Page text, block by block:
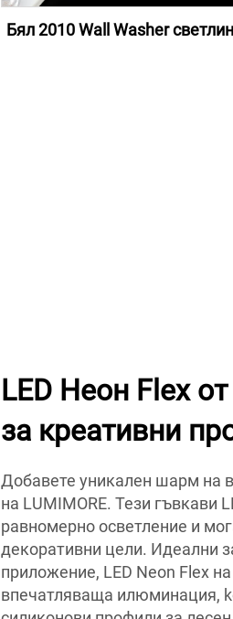
Бял 2010 Wall Washer
LED Неон Flex
за креативни
Добавете уникален шарм на
на LUMIMORE. Тези гъвкави
равномерно осветление и
декоративни цели. Идеални
приложение, LED Neon Flex
впечатляваща илюминация,